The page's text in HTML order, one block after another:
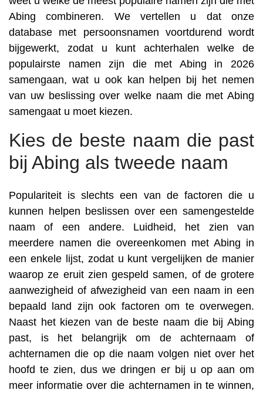
Abing combineren. We vertellen u dat onze
database met persoonsnamen voortdurend wordt
bijgewerkt, zodat u kunt achterhalen welke de
populairste namen zijn die met Abing in 2026
samengaan, wat u ook kan helpen bij het nemen
van uw beslissing over welke naam die met Abing
samengaat u moet kiezen.
Kies de beste naam die past
bij Abing als tweede naam
Populariteit is slechts een van de factoren die u
kunnen helpen beslissen over een samengestelde
naam of een andere. Luidheid, het zien van
meerdere namen die overeenkomen met Abing in
een enkele lijst, zodat u kunt vergelijken de manier
waarop ze eruit zien gespeld samen, of de grotere
aanwezigheid of afwezigheid van een naam in een
bepaald land zijn ook factoren om te overwegen.
Naast het kiezen van de beste naam die bij Abing
past, is het belangrijk om de achternaam of
achternamen die op die naam volgen niet over het
hoofd te zien, dus we dringen er bij u op aan om
meer informatie over die achternamen in te winnen,